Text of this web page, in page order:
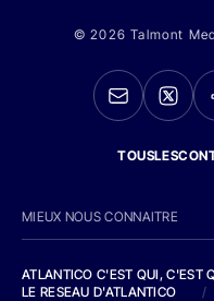
© 2026 Talmont
MIEUX NOUS CONNAITRE
ATLANTICO C'EST QUI, C'EST
LE RESEAU D'ATLANTICO
/